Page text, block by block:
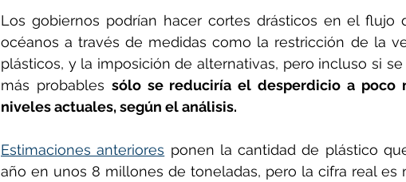
Los gobiernos podrían hacer cortes drásticos en el
océanos a través de medidas como la restricción de la
plásticos, y la imposición de alternativas, pero incluso si
más probables sólo se reduciría el desperdicio a
niveles actuales, según el análisis.
Estimaciones anteriores ponen la cantidad de plástico
año en unos 8 millones de toneladas, pero la cifra real es